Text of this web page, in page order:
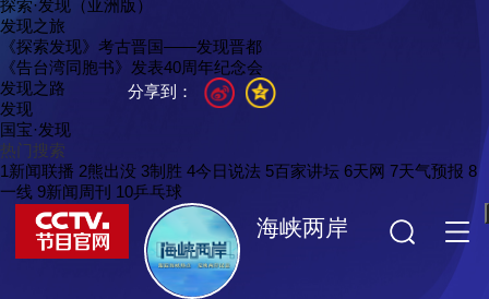
探索·发现（亚洲版）
发现之旅
《探索发现》考古晋国——发现晋都
《告台湾同胞书》 发表40周年纪念会
发现之路
发现
国宝·发现
热门搜索
1 新闻联播 2熊出没 3制胜 4今日说法 5百家讲坛 6天网 7天气预报 8
一线 9新闻周刊 10乒乓球
海峡两岸
分享到：